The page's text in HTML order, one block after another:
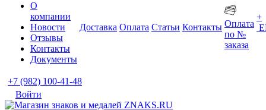
О
компании
Новости
Отзывы
Контакты
Документы
Доставка Оплата Статьи Контакты Оплата
по №
заказа
+
+7 (982) 100-41-48
Войти